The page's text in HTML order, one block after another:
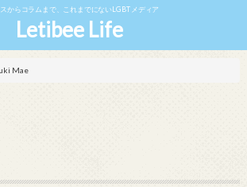
スからコラムまで、これまでにないLGBTメディア
Letibee Life
Mae